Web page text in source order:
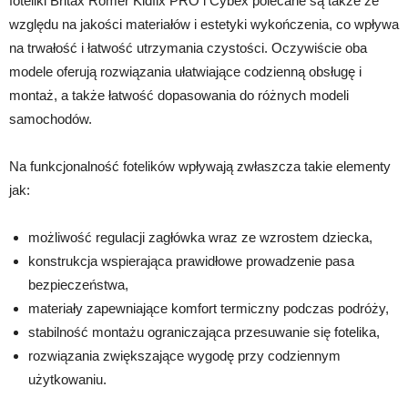
względu na jakości materiałów i estetyki wykończenia, co wpływa
na trwałość i łatwość utrzymania czystości. Oczywiście oba
modele oferują rozwiązania ułatwiające codzienną obsługę i
montaż, a także łatwość dopasowania do różnych modeli
samochodów.
Na funkcjonalność fotelików wpływają zwłaszcza takie elementy
jak:
możliwość regulacji zagłówka wraz ze wzrostem dziecka,
konstrukcja wspierająca prawidłowe prowadzenie pasa
bezpieczeństwa,
materiały zapewniające komfort termiczny podczas podróży,
stabilność montażu ograniczająca przesuwanie się fotelika,
rozwiązania zwiększające wygodę przy codziennym
użytkowaniu.